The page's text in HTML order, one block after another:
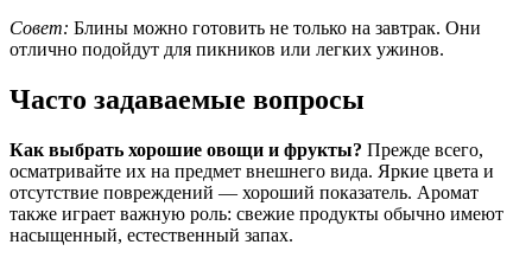
Совет: Блины можно готовить не только на завтрак. Они
отлично подойдут для пикников или легких ужинов.
Часто задаваемые вопросы
Как выбрать хорошие овощи и фрукты? Прежде всего,
осматривайте их на предмет внешнего вида. Яркие цвета и
отсутствие повреждений — хороший показатель. Аромат
также играет важную роль: свежие продукты обычно имеют
насыщенный, естественный запах.